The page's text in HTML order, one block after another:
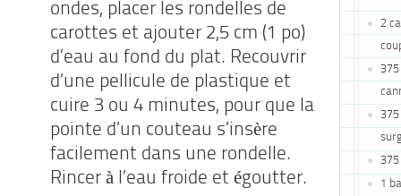
2
1
ondes, placer les rondelles de
carottes et ajouter 2,5 cm (1 po)
d’eau au fond du plat. Recouvrir
d’une pellicule de plastique et
cuire 3 ou 4 minutes, pour que la
pointe d’un couteau s’insère
facilement dans une rondelle.
Rincer à l’eau froide et égoutter.